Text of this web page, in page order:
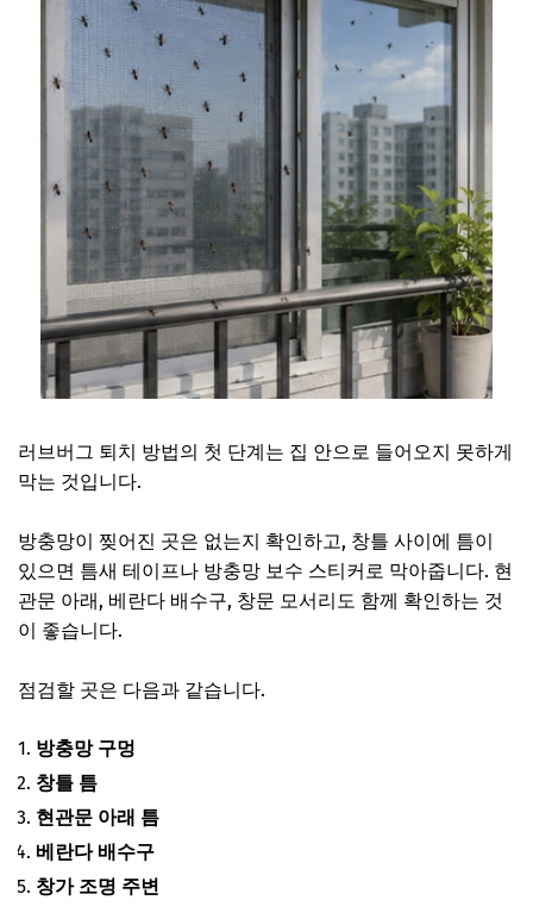
러브버그 퇴치 방법의 첫 단계는 집 안으로 들어오지 못하게
막는 것입니다.
방충망이 찢어진 곳은 없는지 확인하고, 창틀 사이에 틈이
있으면 틈새 테이프나 방충망 보수 스티커로 막아줍니다. 현
관문 아래, 베란다 배수구, 창문 모서리도 함께 확인하는 것
이 좋습니다.
점검할 곳은 다음과 같습니다.
방충망 구멍
창틀 틈
현관문 아래 틈
베란다 배수구
창가 조명 주변